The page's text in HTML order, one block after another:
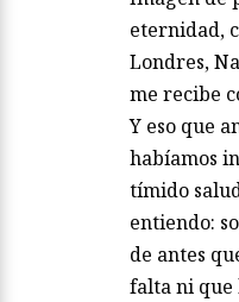
eternidad,
Londres,
me recibe
Y eso que
habíamos
tímido
entiendo:
de antes
falta ni que